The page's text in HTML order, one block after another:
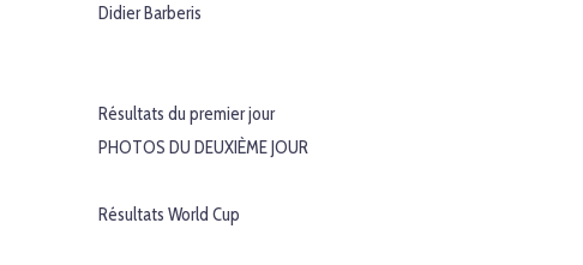
Didier Barberis
Résultats du premier jour
PHOTOS DU DEUXIÈME JOUR
Résultats World Cup